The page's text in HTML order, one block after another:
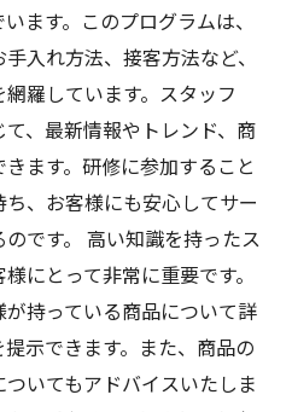
ます。このプログラムは、
入れ方法、接客方法など、
羅しています。スタッフ
、最新情報やトレンド、商
ます。研修に参加すること
、お客様にも安心してサー
です。 高い知識を持ったス
にとって非常に重要です。
持っている商品について詳
示できます。また、商品の
いてもアドバイスいたしま